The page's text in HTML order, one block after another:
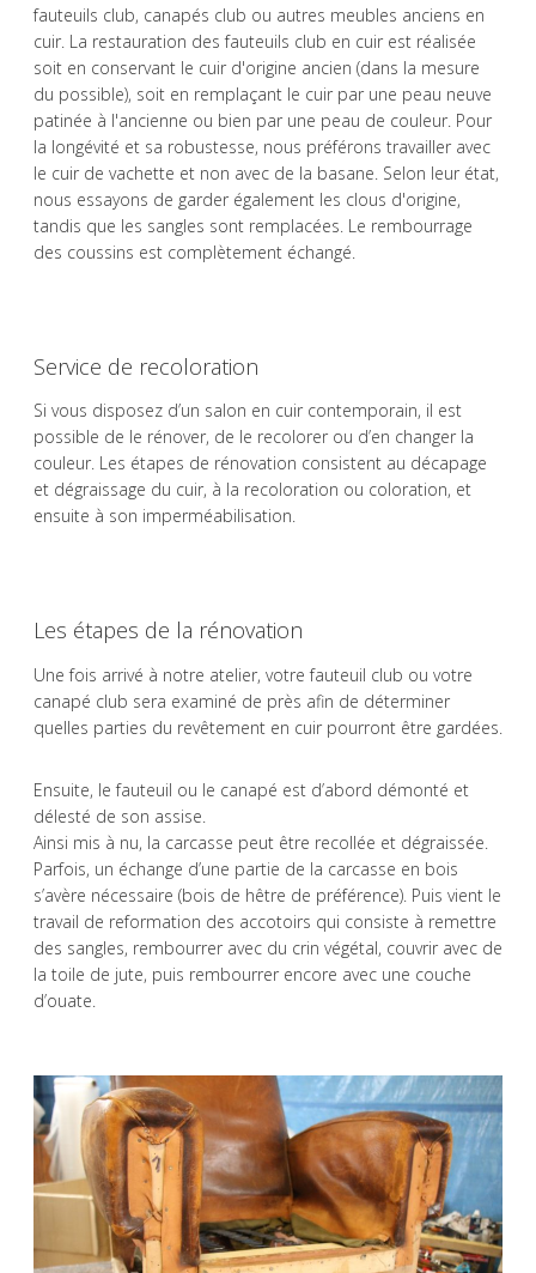
fauteuils club, canapés club ou autres meubles anciens en
cuir. La restauration des fauteuils club en cuir est réalisée
soit en conservant le cuir d'origine ancien (dans la mesure
du possible), soit en remplaçant le cuir par une peau neuve
patinée à l'ancienne ou bien par une peau de couleur. Pour
la longévité et sa robustesse, nous préférons travailler avec
le cuir de vachette et non avec de la basane. Selon leur état,
nous essayons de garder également les clous d'origine,
tandis que les sangles sont remplacées. Le rembourrage
des coussins est complètement échangé.
Service de recoloration
Si vous disposez d’un salon en cuir contemporain, il est
possible de le rénover, de le recolorer ou d’en changer la
couleur. Les étapes de rénovation consistent au décapage
et dégraissage du cuir, à la recoloration ou coloration, et
ensuite à son imperméabilisation.
Les étapes de la rénovation
Une fois arrivé à notre atelier, votre fauteuil club ou votre
canapé club sera examiné de près afin de déterminer
quelles parties du revêtement en cuir pourront être gardées.
Ensuite, le fauteuil ou le canapé est d’abord démonté et
délesté de son assise.
Ainsi mis à nu, la carcasse peut être recollée et dégraissée.
Parfois, un échange d’une partie de la carcasse en bois
s’avère nécessaire (bois de hêtre de préférence). Puis vient le
travail de reformation des accotoirs qui consiste à remettre
des sangles, rembourrer avec du crin végétal, couvrir avec de
la toile de jute, puis rembourrer encore avec une couche
d’ouate.